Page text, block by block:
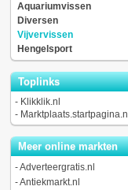
Aquariumvissen
Diversen
Vijvervissen
Hengelsport
Toplinks
- Klikklik.nl
- Marktplaats.startpagina.nl
Meer online markten
-Adverteergratis.nl
-Antiekmarkt.nl